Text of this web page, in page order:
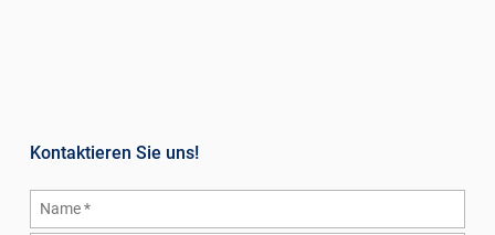
Kontaktieren Sie uns!